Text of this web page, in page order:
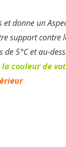
donne un
support contre
5°C et au-
couleur de